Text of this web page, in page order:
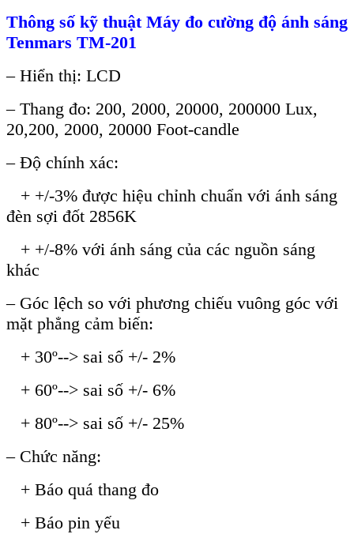
Thông số kỹ thuật Máy đo cường độ ánh sáng
Tenmars TM-201
– Hiển thị: LCD
– Thang đo: 200, 2000, 20000, 200000 Lux,
20,200, 2000, 20000 Foot-candle
– Độ chính xác:
+ +/-3% được hiệu chỉnh chuẩn với ánh sáng
đèn sợi đốt 2856K
+ +/-8% với ánh sáng của các nguồn sáng
khác
– Góc lệch so với phương chiếu vuông góc với
mặt phẳng cảm biến:
+ 30º--> sai số +/- 2%
+ 60º--> sai số +/- 6%
+ 80º--> sai số +/- 25%
– Chức năng:
+ Báo quá thang đo
+ Báo pin yếu